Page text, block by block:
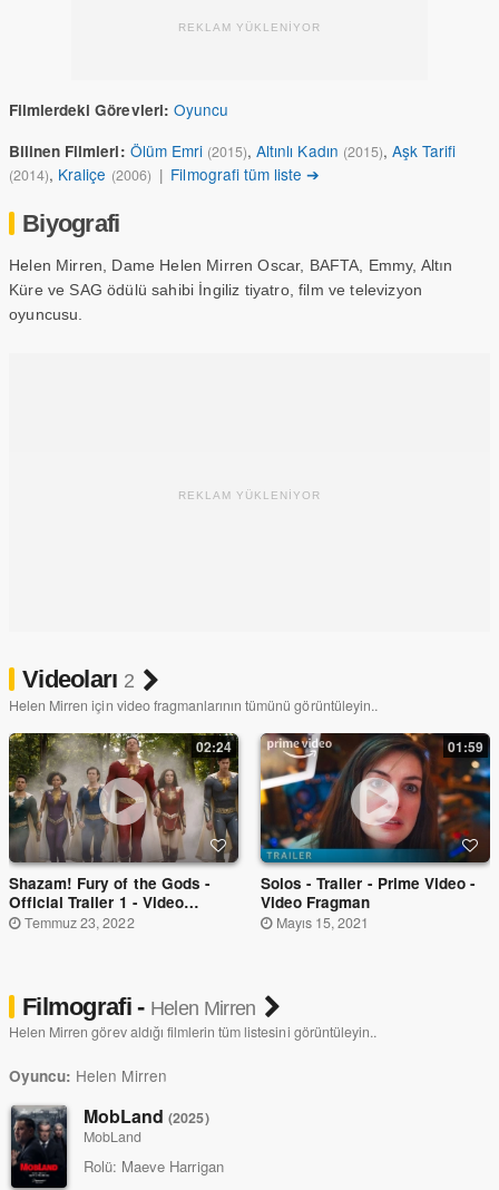
REKLAM YÜKLENİYOR
Filmlerdeki Görevleri: Oyuncu
Bilinen Filmleri: Ölüm Emri (2015),Altınlı Kadın (2015), Aşk Tarifi
(2014), Kraliçe (2006) | Filmografi tüm liste ➔
Biyografi
Helen Mirren, Dame Helen Mirren Oscar, BAFTA, Emmy, Altın
Küre ve SAG ödülü sahibi İngiliz tiyatro, film ve televizyon
oyuncusu.
REKLAM YÜKLENİYOR
Videoları 2
Helen Mirren için video fragmanlarının tümünü görüntüleyin..
02:24
Shazam! Fury of the Gods -
Official Trailer 1 - Video
Fragman
Temmuz 23, 2022
01:59
Solos - Trailer - Prime Video -
Video Fragman
Mayıs 15, 2021
Filmografi - Helen Mirren
Helen Mirren görev aldığı filmlerin tüm listesini görüntüleyin..
Oyuncu: Helen Mirren
MobLand(2025)
MobLand
Rolü: Maeve Harrigan